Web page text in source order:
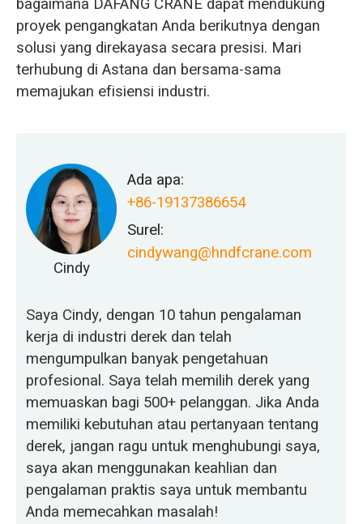
proyek pengangkatan Anda berikutnya dengan
solusi yang direkayasa secara presisi. Mari
terhubung di Astana dan bersama-sama
memajukan efisiensi industri.
Cindy
Ada apa:
+86-19137386654
Surel:
cindywang@hndfcrane.com
Saya Cindy, dengan 10 tahun pengalaman
kerja di industri derek dan telah
mengumpulkan banyak pengetahuan
profesional. Saya telah memilih derek yang
memuaskan bagi 500+ pelanggan. Jika Anda
memiliki kebutuhan atau pertanyaan tentang
derek, jangan ragu untuk menghubungi saya,
saya akan menggunakan keahlian dan
pengalaman praktis saya untuk membantu
Anda memecahkan masalah!